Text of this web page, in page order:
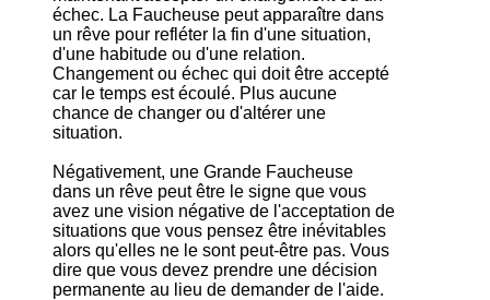
échec. La Faucheuse peut apparaître dans
un rêve pour refléter la fin d'une situation,
d'une habitude ou d'une relation.
Changement ou échec qui doit être accepté
car le temps est écoulé. Plus aucune
chance de changer ou d'altérer une
situation.
Négativement, une Grande Faucheuse
dans un rêve peut être le signe que vous
avez une vision négative de l'acceptation de
situations que vous pensez être inévitables
alors qu'elles ne le sont peut-être pas. Vous
dire que vous devez prendre une décision
permanente au lieu de demander de l'aide.